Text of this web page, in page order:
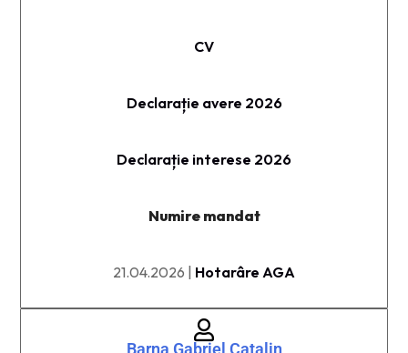
CV
Declarație avere 2026
Declarație interese 2026
Numire mandat
21.04.2026 | Hotarâre AGA
Barna Gabriel Catalin​